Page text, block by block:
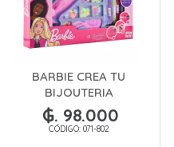
BARBIE CREA TU
BIJOUTERIA
₲. 98.000
CÓDIGO: 071-802